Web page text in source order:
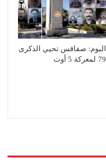
اليوم: صفاقس تحيي الذكرى
79 لمعركة 5 أوت